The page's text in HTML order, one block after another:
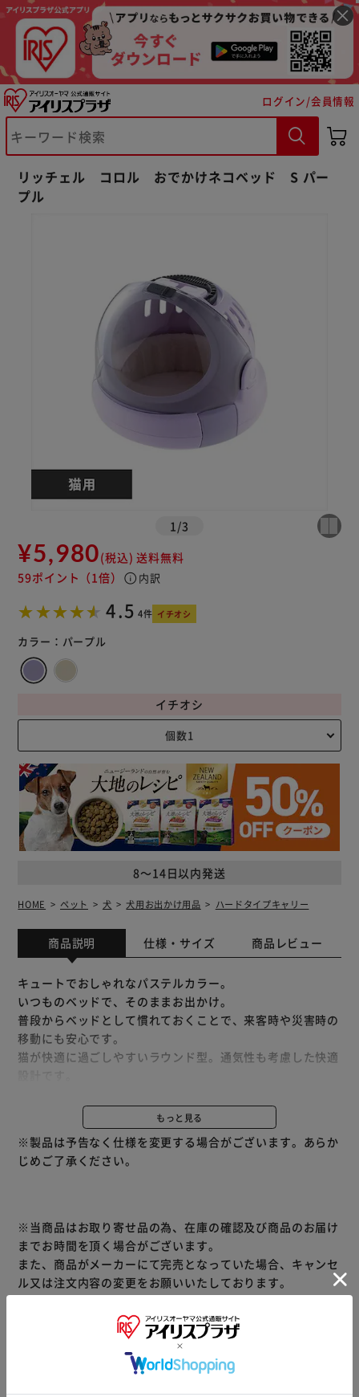
ログイン/会員情報
リッチェル コロル おでかけネコベッド S パー
プル
1 /3
¥5,980(税込) 送料無料
59ポイント （1倍） info 内訳
4.5 4件 イチオシ
カラー： パープル
8～14日以内発送
イチオシ
HOME ペット 犬 犬用お出かけ用品 ハードタイプキャリー
商品説明 仕様・サイズ 商品レビュー
キュートでおしゃれなパステルカラー。
いつものベッドで、そのままお出かけ。
普段からベッドとして慣れておくことで、来客時や災害時の
移動にも安心です。
猫が快適に過ごしやすいラウンド型。通気性も考慮した快適
ひっかけ部にかけるだけで、簡単に取り付けられます。
ドアは簡単にロックでき、お出かけ時も安心です。
居心地快適クッション付き
もっと見る
※製品は予告なく仕様を変更する場合がございます。あらか
じめご了承ください。
※当商品はお取り寄せ品の為、在庫の確認及び商品のお届け
までお時間を頂く場合がございます。
また、商品がメーカーにて完売となっていた場合、キャンセ
ル又は注文内容の変更をお願いいたしております。
予めご了承くださいますようお願いいたします。■こちらの
商品はアイリスプラザがセレクトしたオススメ商品です。
※ご確認ください